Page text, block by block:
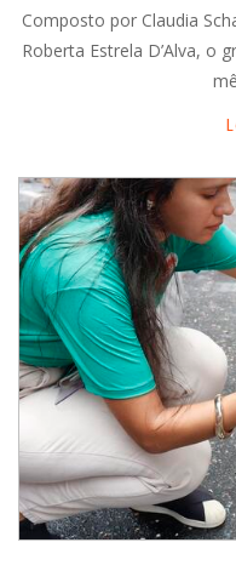
Composto por Claudia
Roberta Estrela D’Alva, o